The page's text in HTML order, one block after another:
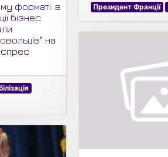
форматі: в
бізнес
на
Президент Франції